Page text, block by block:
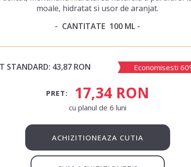
moale, hidratat si usor de aranjat.
CANTITATE 100 ML
STANDARD: 43,87 RON Economisesti
PRET: 17,34 RON
сu planul de 6 luni
ACHIZITIONEAZA CUTIA